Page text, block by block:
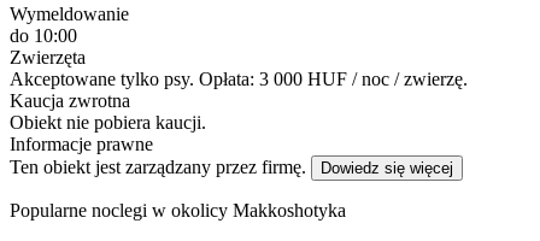
Wymeldowanie
do 10:00
Zwierzęta
Akceptowane tylko psy. Opłata: 3 000 HUF / noc / zwierzę.
Kaucja zwrotna
Obiekt nie pobiera kaucji.
Informacje prawne
Ten obiekt jest zarządzany przez firmę.
Dowiedz się więcej
Popularne noclegi w okolicy Makkoshotyka